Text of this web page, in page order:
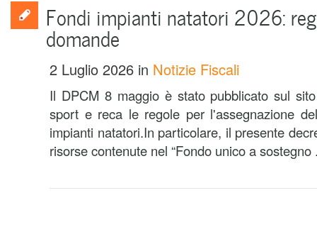
Fondi impianti natatori 2026:
domande
2 Luglio 2026 in Notizie Fiscali
Il DPCM 8 maggio è stato pubblicato sul
sport e reca le regole per l'assegnazione
impianti natatori.In particolare, il presente
risorse contenute nel “Fondo unico a sostegno